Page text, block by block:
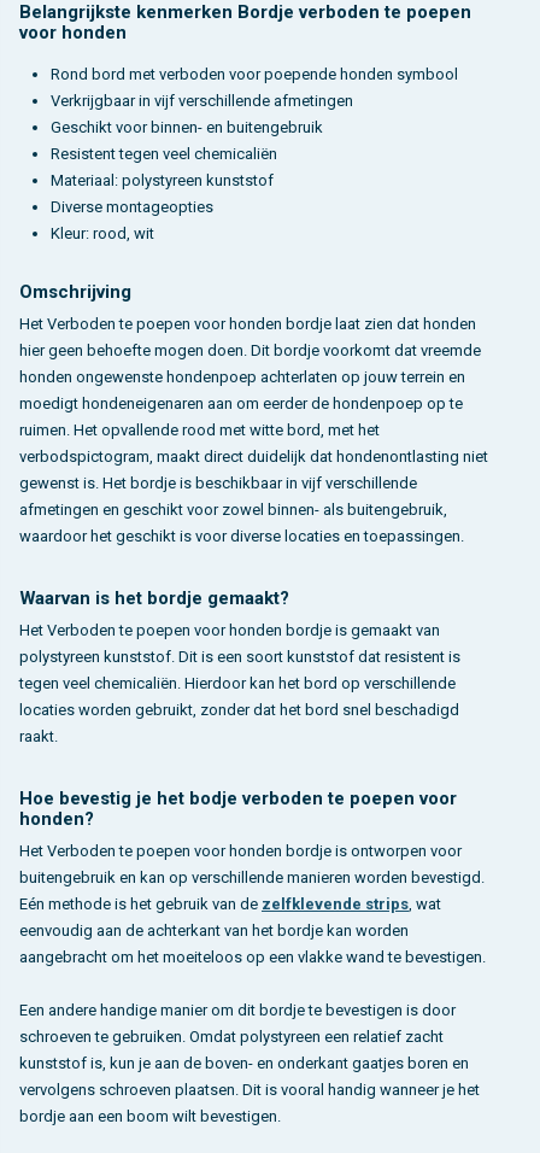
Belangrijkste kenmerken Bordje verboden te poepen
voor honden
Rond bord met verboden voor poepende honden symbool
Verkrijgbaar in vijf verschillende afmetingen
Geschikt voor binnen- en buitengebruik
Resistent tegen veel chemicaliën
Materiaal: polystyreen kunststof
Diverse montageopties
Kleur: rood, wit
Omschrijving
Het Verboden te poepen voor honden bordje laat zien dat honden
hier geen behoefte mogen doen. Dit bordje voorkomt dat vreemde
honden ongewenste hondenpoep achterlaten op jouw terrein en
moedigt hondeneigenaren aan om eerder de hondenpoep op te
ruimen. Het opvallende rood met witte bord, met het
verbodspictogram, maakt direct duidelijk dat hondenontlasting niet
gewenst is. Het bordje is beschikbaar in vijf verschillende
afmetingen en geschikt voor zowel binnen- als buitengebruik,
waardoor het geschikt is voor diverse locaties en toepassingen.
Waarvan is het bordje gemaakt?
Het Verboden te poepen voor honden bordje is gemaakt van
polystyreen kunststof. Dit is een soort kunststof dat resistent is
tegen veel chemicaliën. Hierdoor kan het bord op verschillende
locaties worden gebruikt, zonder dat het bord snel beschadigd
raakt.
Hoe bevestig je het bodje verboden te poepen voor
honden?
Het Verboden te poepen voor honden bordje is ontworpen voor
buitengebruik en kan op verschillende manieren worden bevestigd.
Eén methode is het gebruik van de zelfklevende strips , wat
eenvoudig aan de achterkant van het bordje kan worden
aangebracht om het moeiteloos op een vlakke wand te bevestigen.
Een andere handige manier om dit bordje te bevestigen is door
schroeven te gebruiken. Omdat polystyreen een relatief zacht
kunststof is, kun je aan de boven- en onderkant gaatjes boren en
vervolgens schroeven plaatsen. Dit is vooral handig wanneer je het
bordje aan een boom wilt bevestigen.